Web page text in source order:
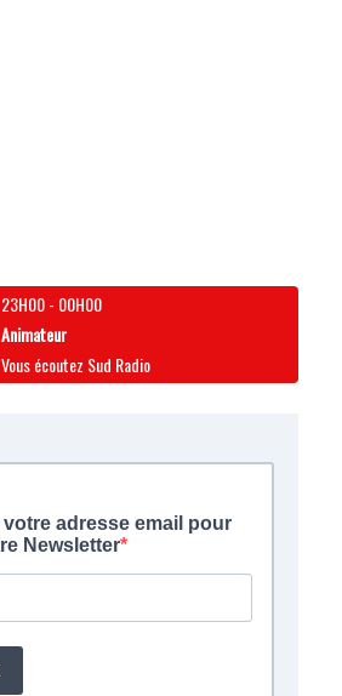
23H00- 00H00
Animateur
Vous écoutez Sud Radio